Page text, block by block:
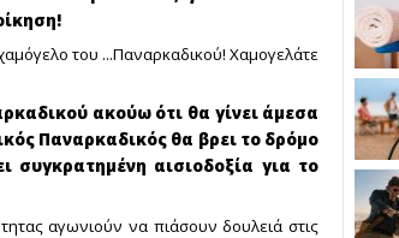
του ...Παναρκαδικού! Χαμογελάτε
ακούω ότι θα γίνει άμεσα
Παναρκαδικός θα βρει το δρόμο
συγκρατημένη αισιοδοξία για το
αγωνιούν να πιάσουν δουλειά στις